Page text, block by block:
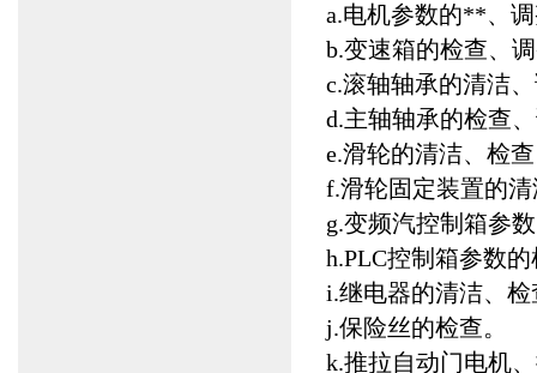
a.电机参数的**、
b.变速箱的检查、
c.滚轴轴承的清洁
d.主轴轴承的检查
e.滑轮的清洁、检
f.滑轮固定装置的
g.变频汽控制箱参
h.PLC控制箱参数
i.继电器的清洁、检
j.保险丝的检查。
k.推拉自动门电机